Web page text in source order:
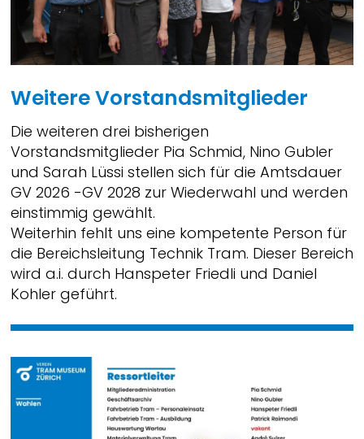
Weitere Vorstandsmitglieder
Die weiteren drei bisherigen
Vorstandsmitglieder Pia Schmid, Nino Gubler
und Sarah Lüssi stellen sich für die Amtsdauer
GV 2026 -GV 2028 zur Wiederwahl und werden
einstimmig gewählt.
Weiterhin fehlt uns eine kompetente Person für
die Bereichsleitung Technik Tram. Dieser Bereich
wird a.i. durch Hanspeter Friedli und Daniel
Kohler geführt.